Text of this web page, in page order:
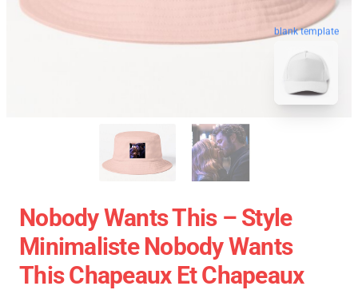
blank template
Nobody Wants This – Style
Minimaliste Nobody Wants
This Chapeaux Et Chapeaux